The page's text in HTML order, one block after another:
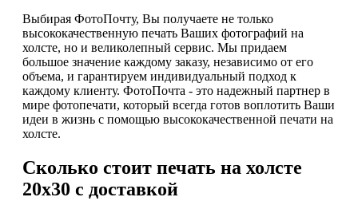
Выбирая ФотоПочту, Вы получаете не только
высококачественную печать Ваших фотографий на
холсте, но и великолепный сервис. Мы придаем
большое значение каждому заказу, независимо от его
объема, и гарантируем индивидуальный подход к
каждому клиенту. ФотоПочта - это надежный партнер в
мире фотопечати, который всегда готов воплотить Ваши
идеи в жизнь с помощью высококачественной печати на
холсте.
Сколько стоит печать на холсте
20х30 с доставкой